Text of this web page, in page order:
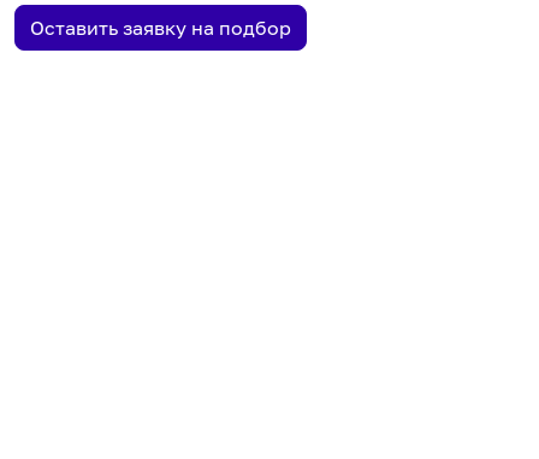
Оставить заявку на подбор